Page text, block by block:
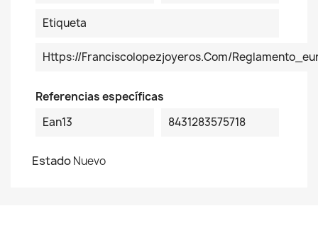
Etiqueta
Https://franciscolopezjoyeros.com/
Referencias específicas
Ean13
8431283575718
EstadoNuevo